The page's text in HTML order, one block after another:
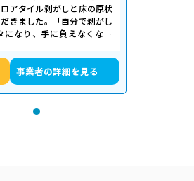
アタイル剥がしと床の原状
きました。「自分で剥がし
になり、手に負えなくなっ
事業者の詳細を見る